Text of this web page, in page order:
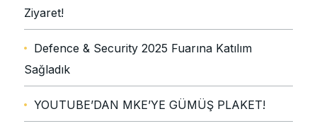
Ziyaret!
Defence & Security 2025 Fuarına Katılım
Sağladık
YOUTUBE’DAN MKE’YE GÜMÜŞ PLAKET!